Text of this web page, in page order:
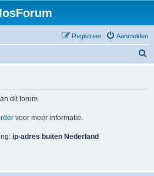
Aanmelden
Registreer
dit forum.
voor meer informatie.
ip-adres buiten Nederland